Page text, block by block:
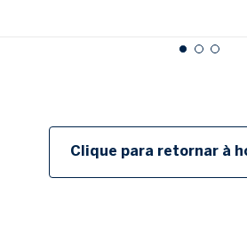
Clique para retornar à